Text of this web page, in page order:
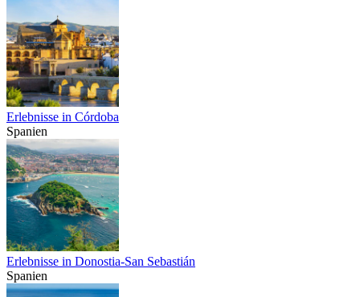
Erlebnisse in Córdoba
Spanien
Erlebnisse in Donostia-San Sebastián
Spanien